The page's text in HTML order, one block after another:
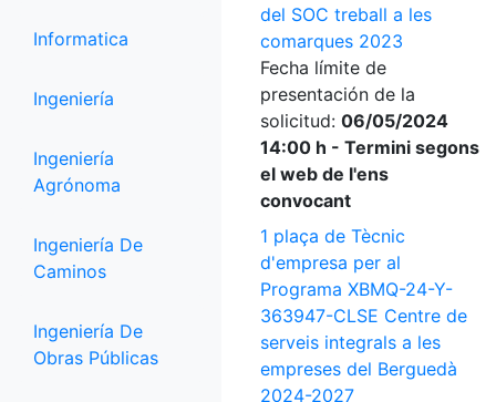
Informatica
Ingeniería
Ingeniería
Agrónoma
Ingeniería De
Caminos
Ingeniería De
Obras Públicas
del SOC treball a les
comarques 2023
Fecha límite de
presentación de la
solicitud: 06/05/2024
14:00 h - Termini segons
el web de l'ens
convocant
1 plaça de Tècnic
d'empresa per al
Programa XBMQ-24-Y-
363947-CLSE Centre de
serveis integrals a les
empreses del Berguedà
2024-2027